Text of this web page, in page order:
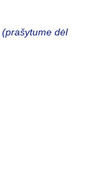
(prašytume dėl